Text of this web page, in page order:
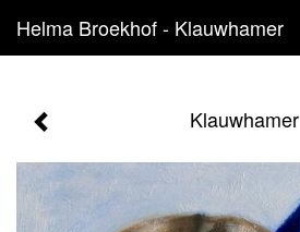
Helma Broekhof - Klauwhamer
Klauwhamer